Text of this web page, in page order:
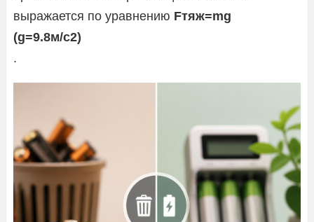
выражается по уравнению Fтяж=mg
(g=9.8м/c2)
.